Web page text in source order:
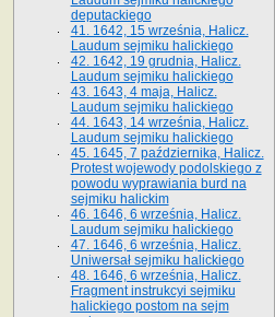
deputackiego
41. 1642, 15 września, Halicz.
Laudum sejmiku halickiego
42. 1642, 19 grudnia, Halicz.
Laudum sejmiku halickiego
43. 1643, 4 maja, Halicz.
Laudum sejmiku halickiego
44. 1643, 14 września, Halicz.
Laudum sejmiku halickiego
45. 1645, 7 października, Halicz.
Protest wojewody podolskiego z
powodu wyprawiania burd na
sejmiku halickim
46. 1646, 6 września, Halicz.
Laudum sejmiku halickiego
47. 1646, 6 września, Halicz.
Uniwersał sejmiku halickiego
48. 1646, 6 września, Halicz.
Fragment instrukcyi sejmiku
halickiego postom na sejm